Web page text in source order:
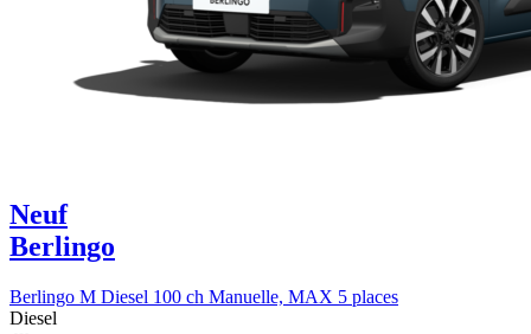
Neuf
Berlingo
Berlingo M Diesel 100 ch Manuelle, MAX 5 places
Diesel